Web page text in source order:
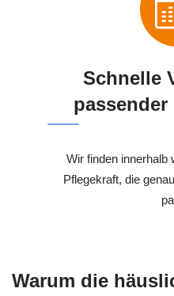
Schnelle
passender
Wir finden innerhalb
Pflegekraft, die
Warum die